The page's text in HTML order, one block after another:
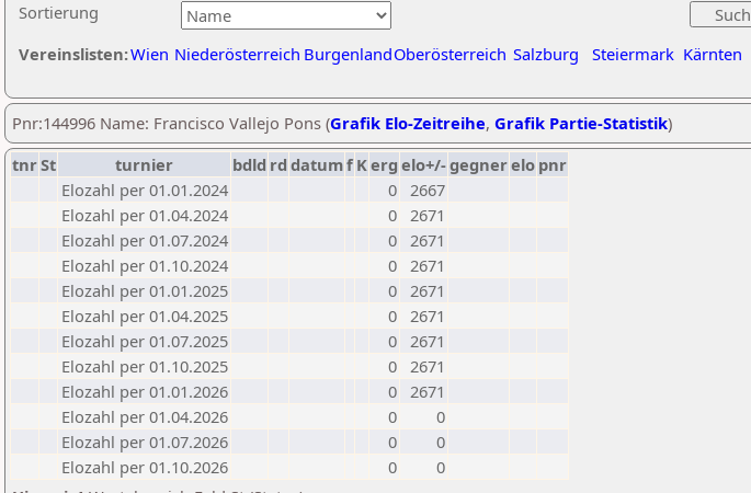
Sortierung
Vereinslisten:Wien Niederösterreich BurgenlandOberösterreich Salzburg Steiermark Kärnten
Pnr:144996 Name: Francisco Vallejo Pons (Grafik Elo-Zeitreihe, Grafik Partie-Statistik)
tnrSt turnier bdld rd datumf Kerg elo+/-gegnerelo pnr
Elozahl per 01.01.2024
0 2667
Elozahl per 01.04.2024
0 2671
Elozahl per 01.07.2024
0 2671
Elozahl per 01.10.2024
0 2671
Elozahl per 01.01.2025
0 2671
Elozahl per 01.04.2025
0 2671
Elozahl per 01.07.2025
0 2671
Elozahl per 01.10.2025
0 2671
Elozahl per 01.01.2026
0 2671
Elozahl per 01.04.2026
0
0
Elozahl per 01.07.2026
0
0
Elozahl per 01.10.2026
0
0